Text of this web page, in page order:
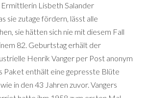
Lisbeth Salander
sie zutage fördern, lässt alle
sie hätten sich nie mit diesem Fall
82. Geburtstag erhält der
Henrik Vanger per Post anonym
Paket enthält eine gepresste Blüte
in den 43 Jahren zuvor. Vangers